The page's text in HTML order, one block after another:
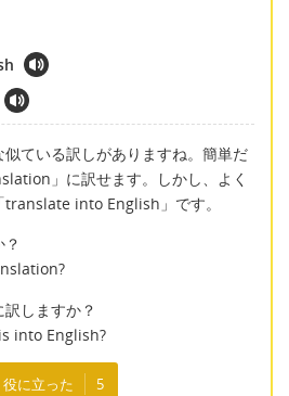
似ている訳しがありますね。簡単だ
」に訳せます。しかし、よく
translate into English」です。
しますか？
into English?
役に立った 5